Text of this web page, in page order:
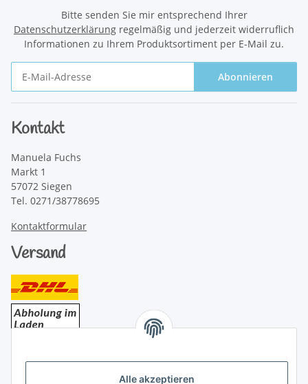
Alle akzeptieren
Bitte senden Sie mir entsprechend Ihrer
Datenschutzerklärung regelmäßig und jederzeit widerruflich
Informationen zu Ihrem Produktsortiment per E-Mail zu.
Abonnieren
Kontakt
Manuela Fuchs
Markt 1
57072 Siegen
Tel. 0271/38778695
Kontaktformular
Versand